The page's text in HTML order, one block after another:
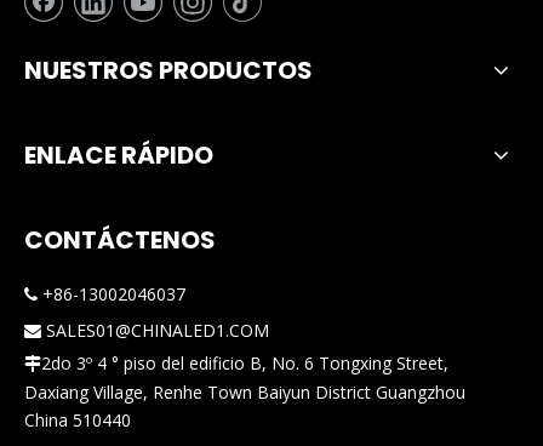
NUESTROS PRODUCTOS
ENLACE RÁPIDO
CONTÁCTENOS
 +86-13002046037
 SALES01@CHINALED1.COM
2do 3º 4 ° piso del edificio B, No. 6 Tongxing Street,
Daxiang Village, Renhe Town Baiyun District Guangzhou
China 510440